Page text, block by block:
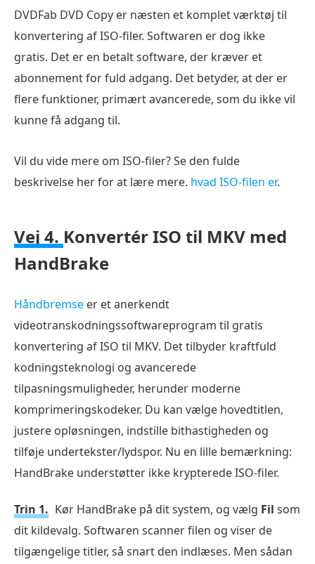
DVDFab DVD Copy er næsten et komplet værktøj til
konvertering af ISO-filer. Softwaren er dog ikke
gratis. Det er en betalt software, der kræver et
abonnement for fuld adgang. Det betyder, at der er
flere funktioner, primært avancerede, som du ikke vil
kunne få adgang til.
Vil du vide mere om ISO-filer? Se den fulde
beskrivelse her for at lære mere. hvad ISO-filen er.
Vej 4. Konvertér ISO til MKV med
HandBrake
Håndbremse er et anerkendt
videotranskodningssoftwareprogram til gratis
konvertering af ISO til MKV. Det tilbyder kraftfuld
kodningsteknologi og avancerede
tilpasningsmuligheder, herunder moderne
komprimeringskodeker. Du kan vælge hovedtitlen,
justere opløsningen, indstille bithastigheden og
tilføje undertekster/lydspor. Nu en lille bemærkning:
HandBrake understøtter ikke krypterede ISO-filer.
Trin 1. Kør HandBrake på dit system, og vælg Fil som
dit kildevalg. Softwaren scanner filen og viser de
tilgængelige titler, så snart den indlæses. Men sådan